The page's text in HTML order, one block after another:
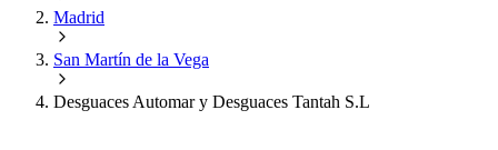
Madrid
San Martín de la Vega
Desguaces Automar y Desguaces Tantah S.L